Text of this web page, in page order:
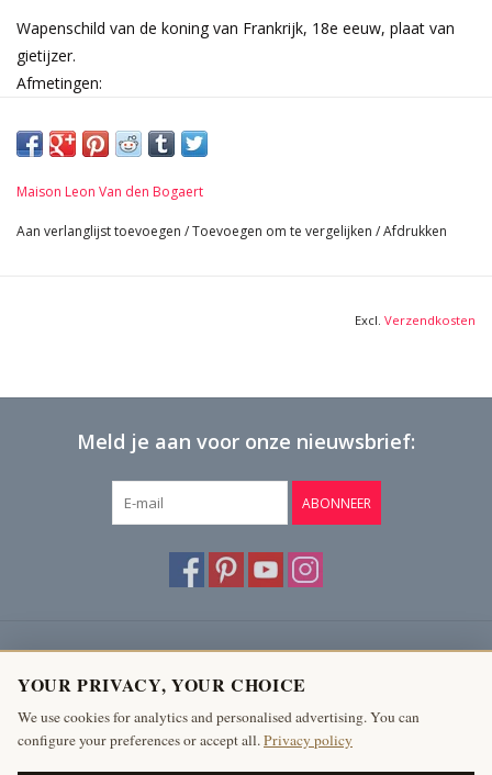
Wapenschild van de koning van Frankrijk, 18e eeuw, plaat van
gietijzer.
Afmetingen:
1,5 cm Dikte 0,59 Inch
Maison Leon Van den Bogaert
Aan verlanglijst toevoegen /Toevoegen om te vergelijken /Afdrukken
Excl. Verzendkosten
Meld je aan voor onze nieuwsbrief:
ABONNEER
Producten
Mijn account
YOUR PRIVACY, YOUR CHOICE
We use cookies for analytics and personalised advertising. You can
configure your preferences or accept all.Privacy policy